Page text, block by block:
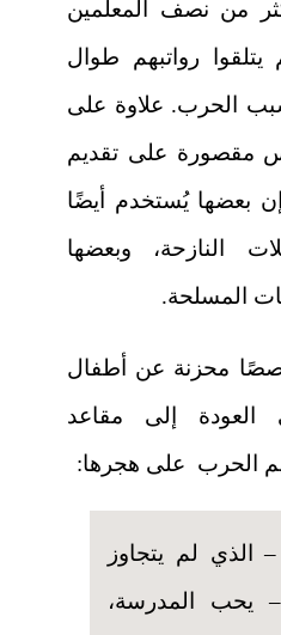
من نصف المعلمين
يتلقوا رواتبهم طوال
الحرب. علاوة على
مقصورة على تقديم
إن بعضها يُستخدم أيضًا
النازحة، وبعضها
المسلحة.
محزنة عن أطفال
العودة إلى مقاعد
الحرب على هجرها:
الذي لم يتجاوز
– يحب المدرسة،